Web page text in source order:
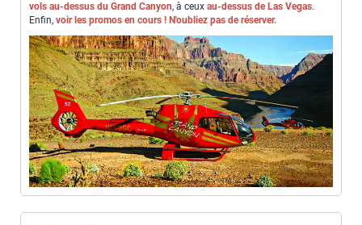
vols au-dessus du Grand Canyon, à ceux au-dessus de Las Vegas.
Enfin, voir les promos en cours ! N'oubliez pas de réserver.